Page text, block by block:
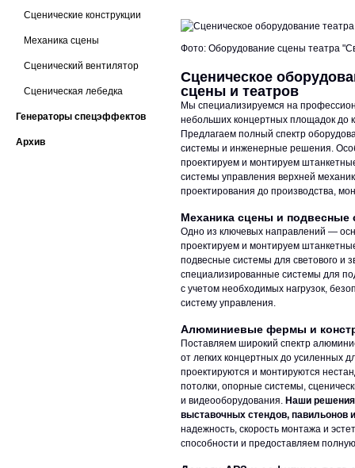
Сценические конструкции
Механика сцены
Сценический вентилятор
Сценическая лебедка
Генераторы спецэффектов
Архив
Фото: Оборудование сцены театра
Сценическое
сцены и театров
Мы специализируемся на
небольших концертных площадок до
Предлагаем полный спектр
системы и инженерные решения.
проектируем и монтируем
системы управления верхней
проектирования до производства,
Механика сцены и подвесные
Одно из ключевых направлений —
проектируем и монтируем
подвесные системы для светового и
специализированные системы для
с учетом необходимых нагрузок,
систему управления.
Алюминиевые фермы и
Поставляем широкий спектр
от легких концертных до усиленных
проектируются и монтируются
потолки, опорные системы,
и видеооборудования. Наши решения
выставочных стендов, павильонов
надежность, скорость монтажа и
способности и предоставляем